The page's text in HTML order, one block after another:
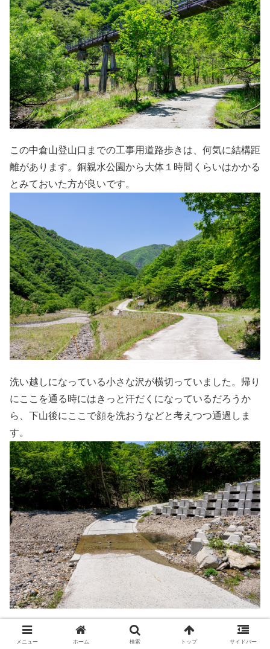
この中倉山登山口までの工事用道路歩きは、何気に結構距
離があります。銅親水公園から大体１時間くらいはかかる
とみておいた方が良いです。
洗い越しになっている小さな沢が横切っていました。帰り
にここを通る時にはきっと汗だくになっているだろうか
ら、下山後にここで顔を洗おうなどと考えつつ通過しま
す。
落石防止ネットの裏側に小石がギッシリと詰まってパンパ
ンになっており、油断がならない道です。見るからに落石
メニュー ホーム 検索 トップ サイドバー